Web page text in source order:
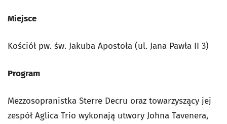
Miejsce
Kościół pw. św. Jakuba Apostoła (ul. Jana Pawła II 3)
Program
Mezzosopranistka Sterre Decru oraz towarzyszący jej
zespół Aglica Trio wykonają utwory Johna Tavenera,